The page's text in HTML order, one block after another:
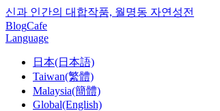
신과 인간의 대합작품, 월명동 자연성전
BlogCafe
Language
日本(日本語)
Taiwan(繁體)
Malaysia(簡體)
Global(English)